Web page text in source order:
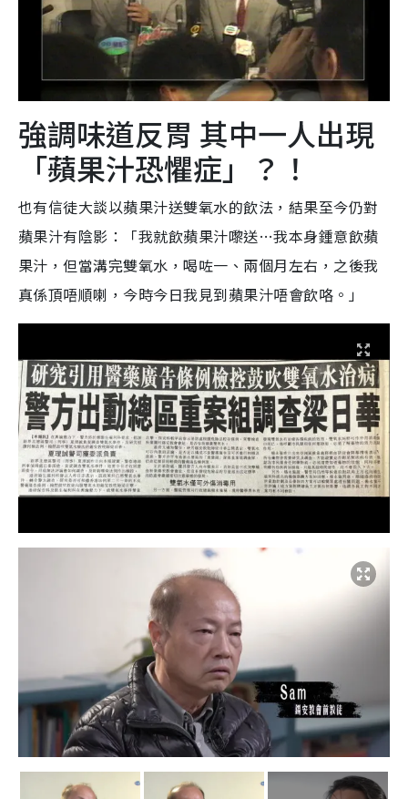
強調味道反胃 其中一人出現
「蘋果汁恐懼症」？！
也有信徒大談以蘋果汁送雙氧水的飲法，結果至今仍對
蘋果汁有陰影：「我就飲蘋果汁嚟送…我本身鍾意飲蘋
果汁，但當溝完雙氧水，喝咗一、兩個月左右，之後我
真係頂唔順喇，今時今日我見到蘋果汁唔會飲咯。」